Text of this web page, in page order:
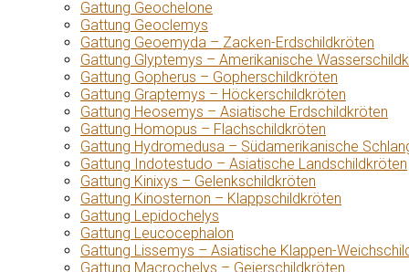
Gattung Geochelone
Gattung Geoclemys
Gattung Geoemyda – Zacken-Erdschildkröten
Gattung Glyptemys – Amerikanische
Gattung Gopherus – Gopherschildkröten
Gattung Graptemys – Höckerschildkröten
Gattung Heosemys – Asiatische Erdschildkröten
Gattung Homopus – Flachschildkröten
Gattung Hydromedusa – Südamerikanische
Gattung Indotestudo – Asiatische Landschildkröten
Gattung Kinixys – Gelenkschildkröten
Gattung Kinosternon – Klappschildkröten
Gattung Lepidochelys
Gattung Leucocephalon
Gattung Lissemys – Asiatische Klappen-
Gattung Macrochelys – Geierschildkröten